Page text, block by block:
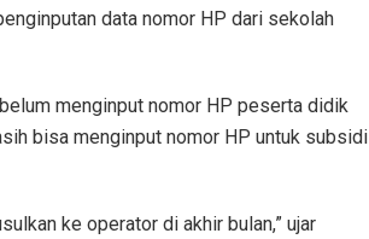
data nomor HP dari sekolah
menginput nomor HP peserta didik
bisa menginput nomor HP untuk subsidi
ke operator di akhir bulan,” ujar